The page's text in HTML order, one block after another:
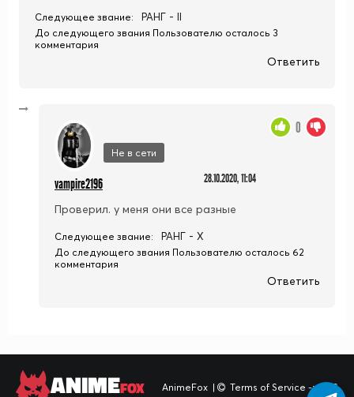
Следующее звание: РАНГ - II
До следующего звания Пользователю осталось 3
комментария
Ответить
Не в сети
vampire2196 28.10.2020, 11:04
Проверил. у меня они все разные
0
Следующее звание: РАНГ - X
До следующего звания Пользователю осталось 62
комментария
Ответить
ANIMEFOX AnimeFox | Terms of Service -> TOS